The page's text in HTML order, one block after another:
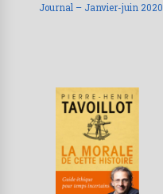
Journal – Janvier-juin 2020